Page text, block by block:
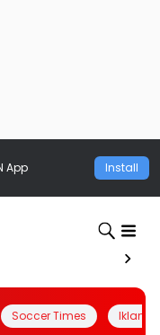
App Install
Soccer Times Iklanin